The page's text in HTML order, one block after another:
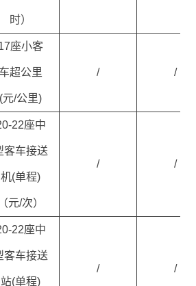
时）
座小客
车超公里
(元/公里)
/ /
22座中
客车接送
机(单程)
（元/次）
/ /
22座中
客车接送
站(单程)
/ /